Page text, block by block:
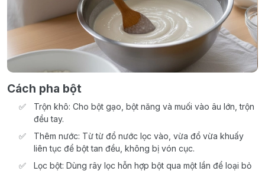
Cách pha bột
Trộn khô: Cho bột gạo, bột năng và muối vào âu lớn, trộn
đều tay.
Thêm nước: Từ từ đổ nước lọc vào, vừa đổ vừa khuấy
liên tục để bột tan đều, không bị vón cục.
Lọc bột: Dùng rây lọc hỗn hợp bột qua một lần để loại bỏ